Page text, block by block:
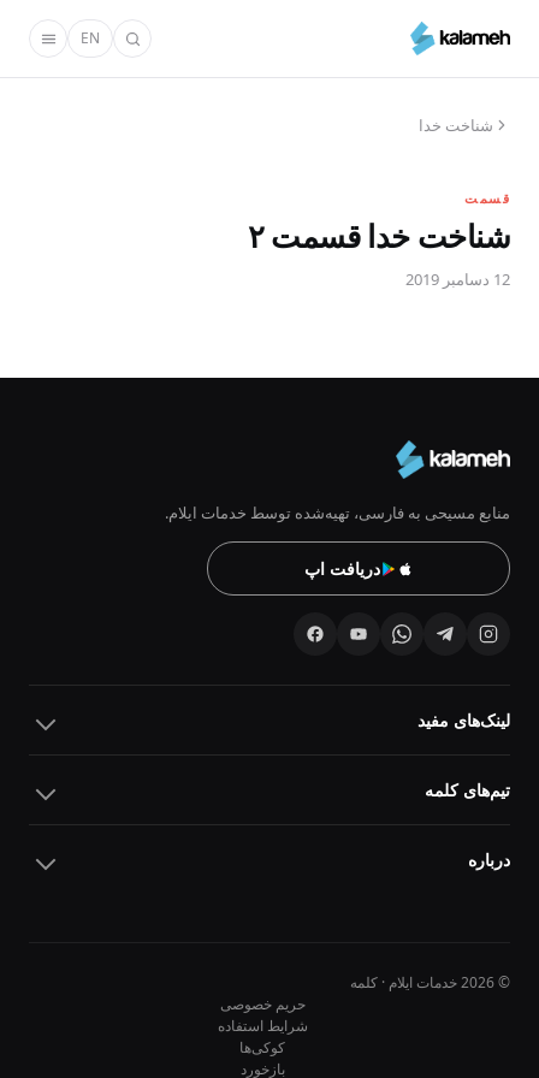
محتوای
EN
شناخت خدا
قسمت
شناخت خدا قسمت ۲
12 دسامبر 2019
منابع مسیحی به فارسی، تهیه‌شده توسط خدمات ایلام.
دریافت اپ
لینک‌های مفید
تیم‌های کلمه
درباره
© 2026 خدمات ایلام · کلمه
حریم خصوصی
شرایط استفاده
کوکی‌ها
بازخورد
10